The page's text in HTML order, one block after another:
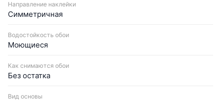
Направление наклейки
Симметричная
Водостойкость обои
Моющиеся
Как снимаются обои
Без остатка
Вид основы